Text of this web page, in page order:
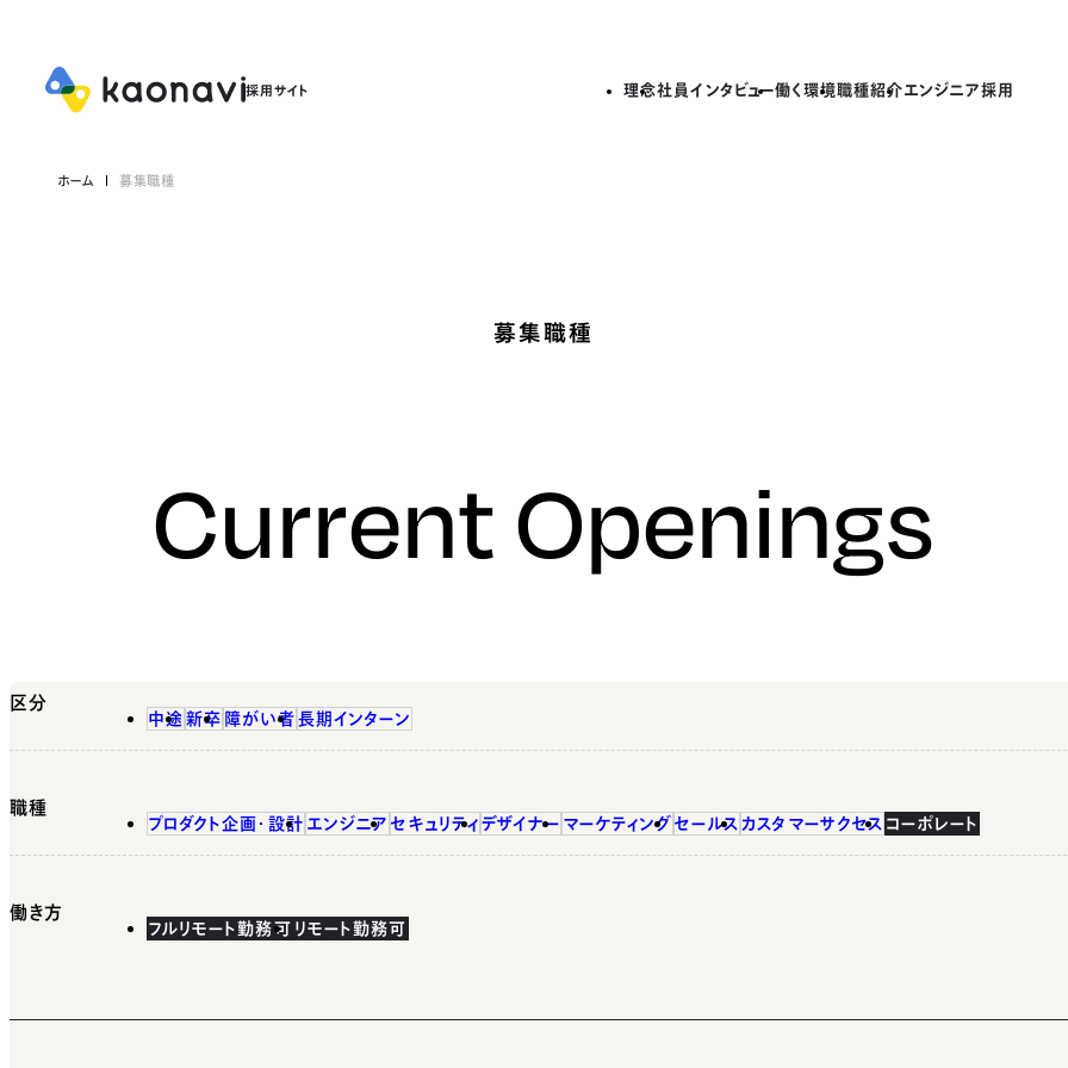
理念社員インタビュー働く環境職種紹介エンジニア採用
ホーム 募集職種
募集職種
Current Openings
区分
中途 新卒 障がい者 長期インターン
職種
プロダクト企画・設計 エンジニア セキュリティ デザイナー マーケティング セールス カスタマーサクセス コーポレート
働き方
フルリモート勤務可 リモート勤務可